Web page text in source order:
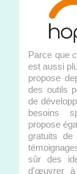
Parce que
est aussi
propose
des outils
de
besoins
propose
gratuits de
sûr des
d'œuvrer à